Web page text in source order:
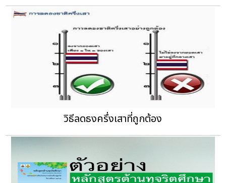
วิธีลดธงครึ่งเสาที่ถูกต้อง